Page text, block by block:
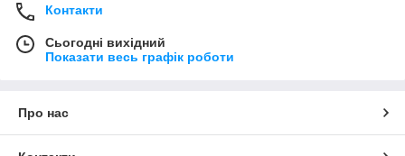
Контакти
Сьогодні вихідний
Показати весь графік роботи
Про нас